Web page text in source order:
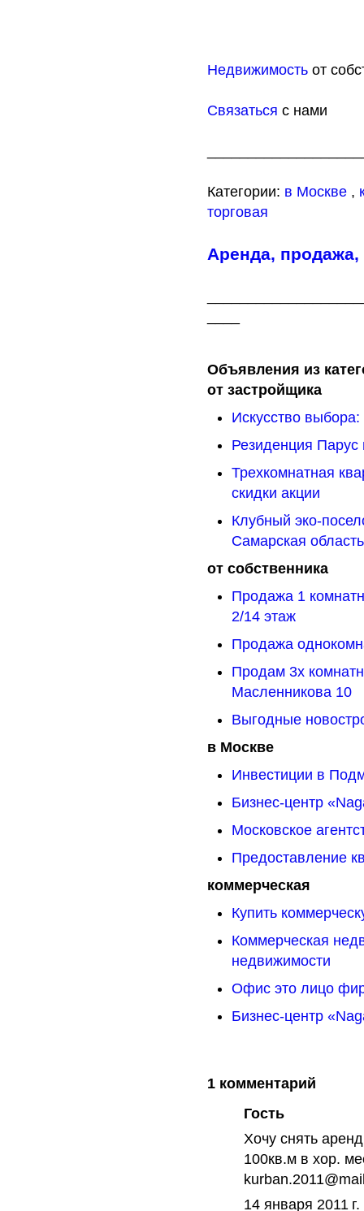
Недвижимость от
Связаться с нами
Категории: в Москве ,
торговая
Аренда,
Объявления из
от застройщика
Искусство выбора:
Резиденция Парус
Трехкомнатная
скидки акции
Клубный эко-
Самарская область
от собственника
Продажа 1
2/14 этаж
Продажа
Продам 3х
Масленникова 10
Выгодные
в Москве
Инвестиции в
Бизнес-центр
Московское
Предоставление
коммерческая
Купить
Коммерческая
недвижимости
Офис это лицо
Бизнес-центр
1 комментарий
Гость
Хочу снять
100кв.м в хор.
14 января 2011